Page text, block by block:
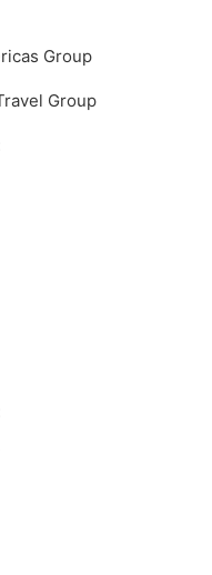
Group
Group